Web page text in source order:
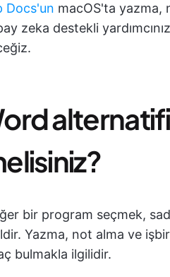
Docs'un macOS'ta yazma,
zeka destekli
bir program seçmek,
Yazma, not alma ve
bulmakla ilgilidir.